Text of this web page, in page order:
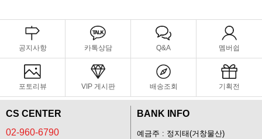
공지사항 카톡상담 Q&A 멤버쉽
포토리뷰 VIP 게시판 배송조회 기획전
CS CENTER
02-960-6790
BANK INFO
예금주 : 정지태(거창물산)